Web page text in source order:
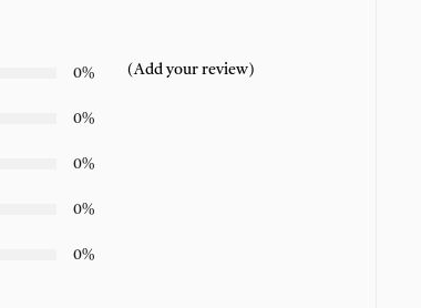
0%
0%
0%
0%
0%
(Add your review)